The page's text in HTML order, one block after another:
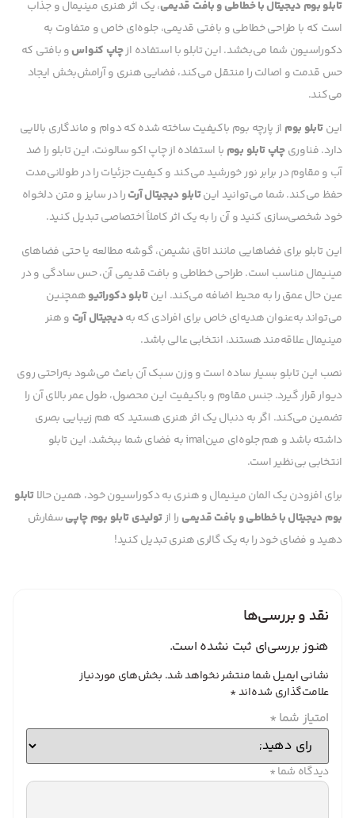
تابلو بوم دیجیتال با خطاطی و بافت قدیمی، یک اثر هنری مینیمال و جذاب
است که با طراحی خطاطی و بافتی قدیمی، جلوه‌ای خاص و متفاوت به
دکوراسیون شما می‌بخشد. این تابلو با استفاده ازچاپ کنواسو بافتی که
حس قدمت و اصالت را منتقل می‌کند، فضایی هنری و آرامش‌بخش ایجاد
می‌کند.
اینتابلو بوم از پارچه بوم باکیفیت ساخته شده که دوام و ماندگاری بالایی
دارد. فناوریچاپ تابلو بوم با استفاده از چاپ اکو سالونت، این تابلو را ضد
آب و مقاوم در برابر نور خورشید می‌کند و کیفیت جزئیات را در طولانی‌مدت
حفظ می‌کند. شما می‌توانید اینتابلو دیجیتال آرترا در سایز و متن دلخواه
خود شخصی‌سازی کنید و آن را به یک اثر کاملاً اختصاصی تبدیل کنید.
این تابلو برای فضاهایی مانند اتاق نشیمن، گوشه مطالعه یا حتی فضاهای
مینیمال مناسب است. طراحی خطاطی و بافت قدیمی آن، حس سادگی و در
عین حال عمق را به محیط اضافه می‌کند. اینتابلو دکوراتیوهمچنین
می‌تواند به‌عنوان هدیه‌ای خاص برای افرادی که بهدیجیتال آرت و هنر
مینیمال علاقه‌مند هستند، انتخابی عالی باشد.
نصب این تابلو بسیار ساده است و وزن سبک آن باعث می‌شود به‌راحتی روی
دیوار قرار گیرد. جنس مقاوم و باکیفیت این محصول، طول عمر بالای آن را
تضمین می‌کند. اگر به دنبال یک اثر هنری هستید که هم زیبایی بصری
داشته باشد و هم جلوه‌ای مینimal به فضای شما ببخشد، این تابلو
انتخابی بی‌نظیر است.
برای افزودن یک المان مینیمال و هنری به دکوراسیون خود، همین حالاتابلو
بوم دیجیتال با خطاطی و بافت قدیمی را ازتولیدی تابلو بوم چاپیسفارش
دهید و فضای خود را به یک گالری هنری تبدیل کنید!
نقد و بررسی‌ها
هنوز بررسی‌ای ثبت نشده است.
نشانی ایمیل شما منتشر نخواهد شد. بخش‌های موردنیاز
علامت‌گذاری شده‌اند*
امتیاز شما *
دیدگاه شما*